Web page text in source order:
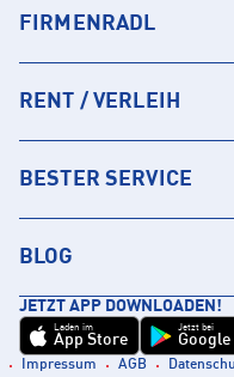
FIRMENRADL
RENT / VERLEIH
BESTER SERVICE
BLOG
JETZT APP DOWNLOADEN!
Laden im
App Store
Jetzt bei
Impressum AGB